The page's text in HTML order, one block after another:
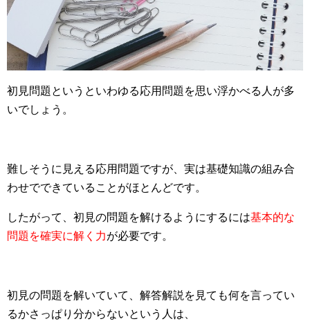
初見問題というといわゆる応用問題を思い浮かべる人が多
いでしょう。
難しそうに見える応用問題ですが、実は基礎知識の組み合
わせでできていることがほとんどです。
したがって、初見の問題を解けるようにするには基本的な
問題を確実に解く力が必要です。
初見の問題を解いていて、解答解説を見ても何を言ってい
るかさっぱり分からないという人は、